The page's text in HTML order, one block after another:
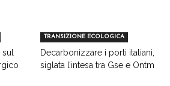
TRANSIZIONE ECOLOGICA
Decarbonizzare i porti italiani,
siglata l’intesa tra Gse e Ontm